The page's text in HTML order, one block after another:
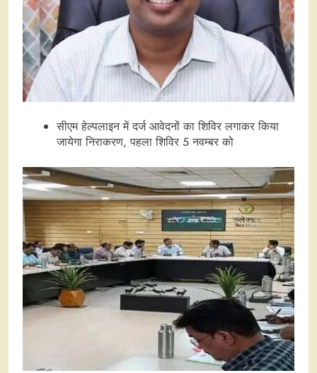
सीएम हेल्पलाइन में दर्ज आवेदनों का शिविर लगाकर किया
जायेगा निराकरण, पहला शिविर 5 नवम्बर को